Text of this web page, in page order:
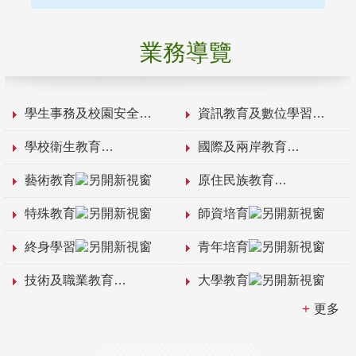
業務導覽
學生事務及校園安全 資訊教育及數位學習
學校衛生教育 國際及兩岸教育
藝術教育 原住民族教育
特殊教育 師資培育
終身學習 青年培育
技術及職業教育 大學教育
更多